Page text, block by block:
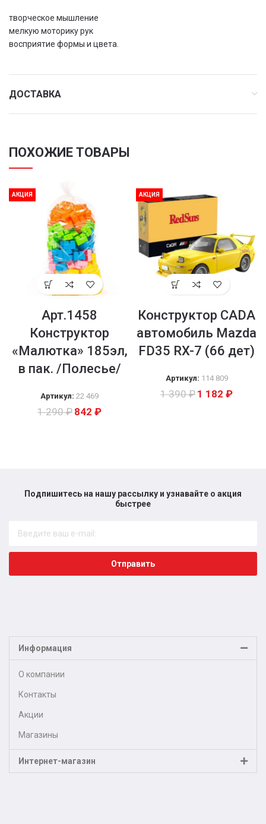
творческое мышление
мелкую моторику рук
восприятие формы и цвета.
ДОСТАВКА
ПОХОЖИЕ ТОВАРЫ
АКЦИЯ
Арт.1458
Конструктор
«Малютка» 185эл,
в пак. /Полесье/
Артикул: 22 469
1 290₽ 842 ₽
АКЦИЯ
Конструктор CADA
автомобиль Mazda
FD35 RX-7 (66 дет)
Артикул: 114 809
1 390₽ 1 182 ₽
Подпишитесь на нашу рассылку и узнавайте о акция
быстрее​
Отправить
Информация
О компании
Контакты
Акции
Магазины
Интернет-магазин